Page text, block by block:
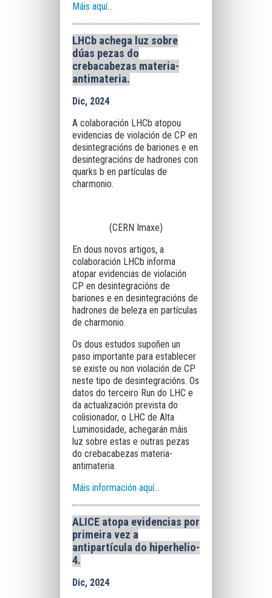
Máis aquí...
LHCb achega luz sobre
dúas pezas do
crebacabezas materia-
antimateria.
Dic, 2024
A colaboración LHCb atopou
evidencias de violación de CP en
desintegracións de bariones e en
desintegracións de hadrones con
quarks b en partículas de
charmonio.
(CERN Imaxe)
En dous novos artigos, a
colaboración LHCb informa
atopar evidencias de violación
CP en desintegracións de
bariones e en desintegracións de
hadrones de beleza en partículas
de charmonio.
Os dous estudos supoñen un
paso importante para establecer
se existe ou non violación de CP
neste tipo de desintegracións. Os
datos do terceiro Run do LHC e
da actualización prevista do
colisionador, o LHC de Alta
Luminosidade, achegarán máis
luz sobre estas e outras pezas
do crebacabezas materia-
antimateria.
Máis información aquí...
ALICE atopa evidencias por
primeira vez a
antipartícula do hiperhelio-
4.
Dic, 2024